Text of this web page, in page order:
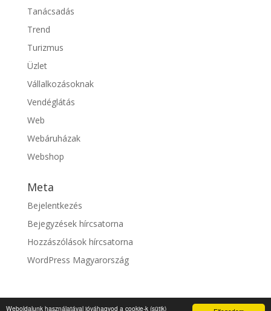
Weboldalunk használatával jóváhagyod a cookie-k (sütik)
Tanácsadás
Trend
Turizmus
Üzlet
Vállalkozásoknak
Vendéglátás
Web
Webáruházak
Webshop
Meta
Bejelentkezés
Bejegyzések hírcsatorna
Hozzászólások hírcsatorna
WordPress Magyarország